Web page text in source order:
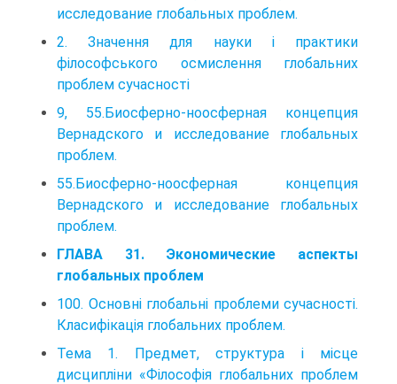
исследование глобальных проблем.
2. Значення для науки і практики
філософського осмислення глобальних
проблем сучасності
9, 55.Биосферно-ноосферная концепция
Вернадского и исследование глобальных
проблем.
55.Биосферно-ноосферная концепция
Вернадского и исследование глобальных
проблем.
ГЛАВА 31. Экономические аспекты
глобальных проблем
100. Основні глобальні проблеми сучасності.
Класифікація глобальних проблем.
Тема 1. Предмет, структура і місце
дисципліни «Філософія глобальних проблем